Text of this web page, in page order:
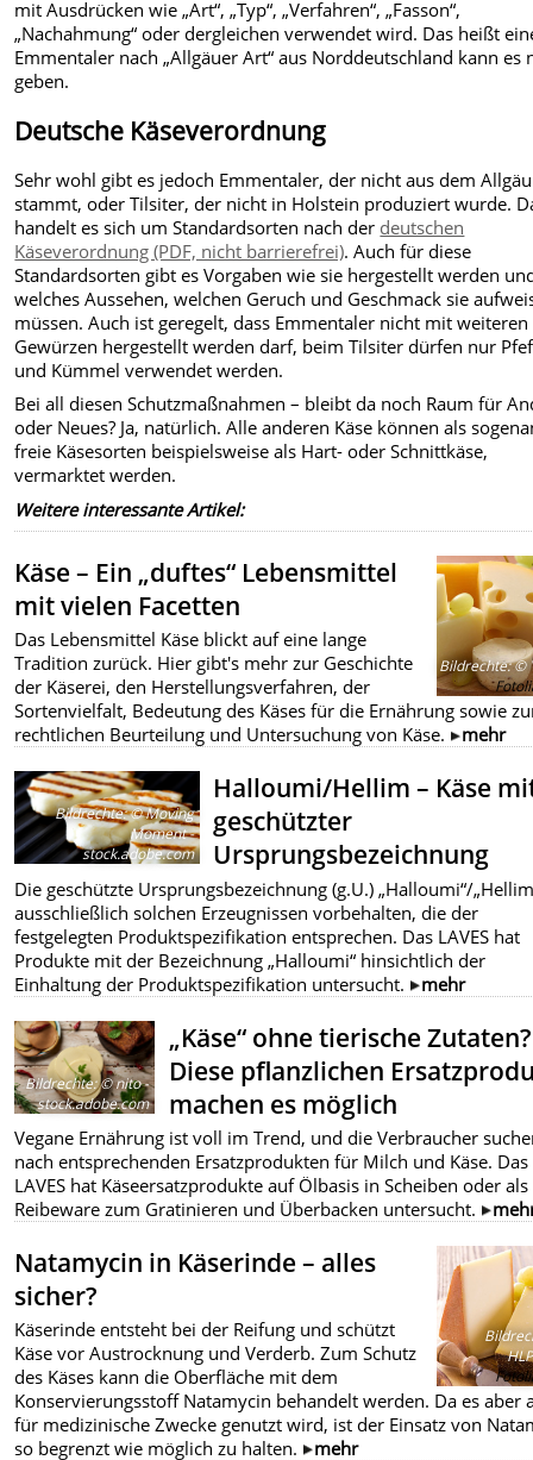
mit Ausdrücken wie „Art“, „Typ“, „Verfahren“, „Fasson“,
„Nachahmung“ oder dergleichen verwendet wird. Das heißt
Emmentaler nach „Allgäuer Art“ aus Norddeutschland kann es
geben.
Deutsche Käseverordnung
Sehr wohl gibt es jedoch Emmentaler, der nicht aus dem Allgäu
stammt, oder Tilsiter, der nicht in Holstein produziert wurde.
handelt es sich um Standardsorten nach der deutschen
Käseverordnung (PDF, nicht barrierefrei). Auch für diese
Standardsorten gibt es Vorgaben wie sie hergestellt werden
welches Aussehen, welchen Geruch und Geschmack sie
müssen. Auch ist geregelt, dass Emmentaler nicht mit weiteren
Gewürzen hergestellt werden darf, beim Tilsiter dürfen nur
und Kümmel verwendet werden.
Bei all diesen Schutzmaßnahmen – bleibt da noch Raum für
oder Neues? Ja, natürlich. Alle anderen Käse können als
freie Käsesorten beispielsweise als Hart- oder Schnittkäse,
vermarktet werden.
Weitere interessante Artikel:
Bildrechte:©
Käse – Ein „duftes“ Lebensmittel
mit vielen Facetten
Das Lebensmittel Käse blickt auf eine lange
Tradition zurück. Hier gibt's mehr zur Geschichte
der Käserei, den Herstellungsverfahren, der
Sortenvielfalt, Bedeutung des Käses für die Ernährung sowie
rechtlichen Beurteilung und Untersuchung von Käse.
mehr
Bildrechte:© Moving
Moment -
stock.adobe.com
Halloumi/Hellim – Käse
geschützter
Ursprungsbezeichnung
Die geschützte Ursprungsbezeichnung (g.U.) „Halloumi“/
ausschließlich solchen Erzeugnissen vorbehalten, die der
festgelegten Produktspezifikation entsprechen. Das LAVES hat
Produkte mit der Bezeichnung „Halloumi“ hinsichtlich der
Einhaltung der Produktspezifikation untersucht.
mehr
Bildrechte:© nito -
stock.adobe.com
„Käse“ ohne tierische Zutaten?
Diese pflanzlichen
machen es möglich
Vegane Ernährung ist voll im Trend, und die Verbraucher
nach entsprechenden Ersatzprodukten für Milch und Käse. Das
LAVES hat Käseersatzprodukte auf Ölbasis in Scheiben oder als
Reibeware zum Gratinieren und Überbacken untersucht.
Natamycin in Käserinde – alles
sicher?
Käserinde entsteht bei der Reifung und schützt
Käse vor Austrocknung und Verderb. Zum Schutz
des Käses kann die Oberfläche mit dem
Konservierungsstoff Natamycin behandelt werden. Da es aber
für medizinische Zwecke genutzt wird, ist der Einsatz von
so begrenzt wie möglich zu halten.
mehr